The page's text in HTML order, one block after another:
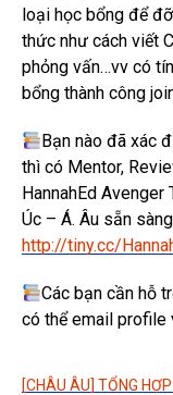
loại học bổng để
thức như cách viết
phỏng vấn…vv có
bổng thành công
Bạn nào đã xác
thì có Mentor,
HannahEd
Úc – Á. Âu sẵn
http://tiny.cc/
Các bạn cần hỗ
có thể email profile
[CHÂU ÂU] TỔNG